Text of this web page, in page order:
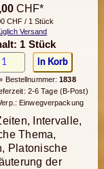
CHF*
CHF / 1 Stück
Versand
1 Stück
Bestellnummer:1838
2-6 Tage (B-Post)
Einwegverpackung
Intervalle,
Thema,
Platonische
der